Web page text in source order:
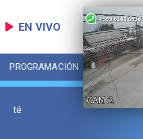
EN VIVO
PROGRAMACIÓN LOCAL
té